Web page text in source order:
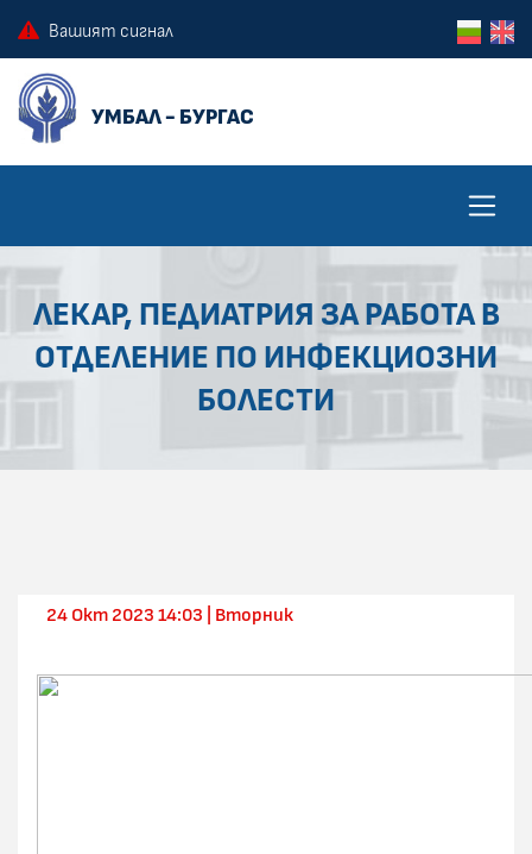
Вашият сигнал
ЛЕКАР, ПЕДИАТРИЯ ЗА РАБОТА В
ОТДЕЛЕНИЕ ПО ИНФЕКЦИОЗНИ
БОЛЕСТИ
24 Окт 2023 14:03 | Вторник